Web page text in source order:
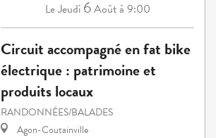
LeJeudi 6Aoûtà 9:00
Circuit accompagné en fat bike
électrique : patrimoine et
produits locaux
RANDONNÉES/BALADES
Agon-Coutainville